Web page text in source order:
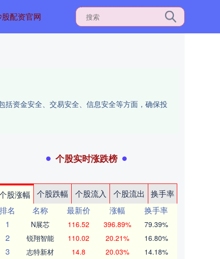
配资官网
资金安全、交易安全、信息安全等方面，确保投
个股实时涨跌榜
股涨幅 个股跌幅 个股流入 个股流出
换手率
排名
名称 最新价 涨幅
换手率
1
N展芯 116.52 396.89% 79.39%
2 锐翔智能 110.02 20.21% 16.80%
3 志特新材 14.8 20.03% 14.18%